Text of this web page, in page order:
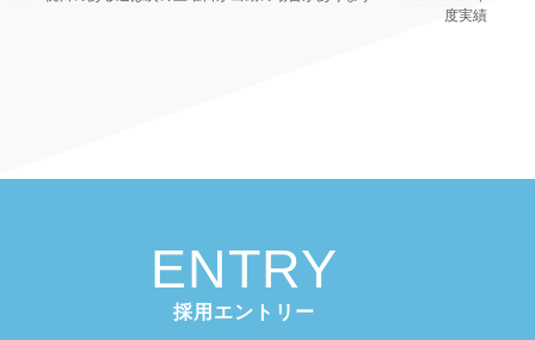
度実績
ENTRY
採用エントリー